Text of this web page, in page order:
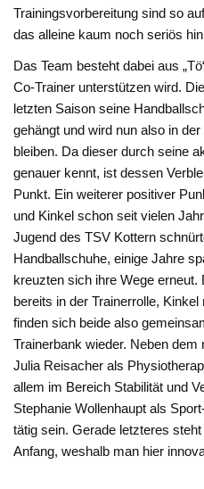
Trainingsvorbereitung sind so
das alleine kaum noch seriös
Das Team besteht dabei aus
Co-Trainer unterstützen wird.
letzten Saison seine
gehängt und wird nun also in
bleiben. Da dieser durch seine
genauer kennt, ist dessen
Punkt. Ein weiterer positiver
und Kinkel schon seit vielen
Jugend des TSV Kottern
Handballschuhe, einige Jahre
kreuzten sich ihre Wege
bereits in der Trainerrolle,
finden sich beide also
Trainerbank wieder. Neben
Julia Reisacher als
allem im Bereich Stabilität und
Stephanie Wollenhaupt als
tätig sein. Gerade letzteres
Anfang, weshalb man hier